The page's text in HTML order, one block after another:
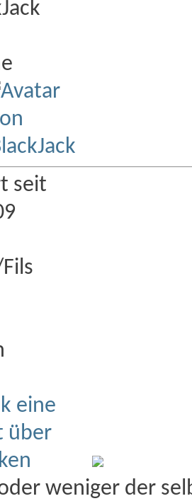
seit
weniger der